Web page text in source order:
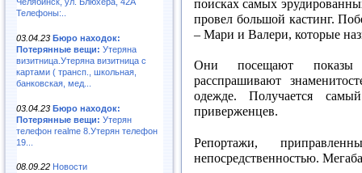
Телефоны:..
03.04.23 Бюро находок:
Потерянные вещи: Утеряна
визитница.Утеряна визитница с
картами ( трансп., школьная,
банковская, мед...
03.04.23 Бюро находок:
Потерянные вещи: Утерян
телефон realme 8.Утерян телефон
19...
08.09.22 Новости
поисках самых
провел большой кастинг.
– Мари и Валери, которые
Они посещают показы
расспрашивают
одежде. Получается
приверженцев.
Репортажи,
непосредственностью.